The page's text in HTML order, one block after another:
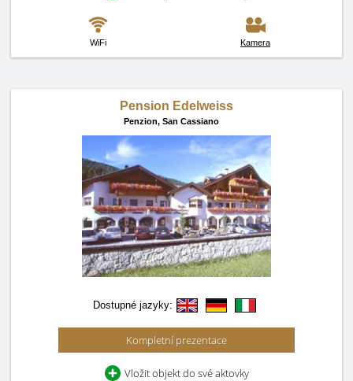
WiFi Kamera
Pension Edelweiss
Penzion, San Cassiano
Dostupné jazyky:
Kompletní prezentace
Vložit objekt do své aktovky